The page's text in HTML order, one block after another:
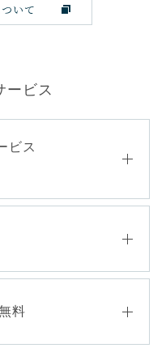
いて
ービス
ビス
料